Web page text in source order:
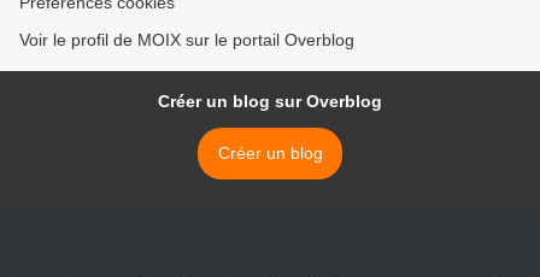
Voir le profil de MOIX sur le portail Overblog
Créer un blog sur Overblog
Créer un blog